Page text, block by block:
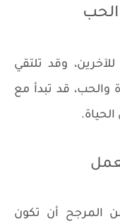
الحب
وقد تلتقي
قد تبدأ مع
المرجح أن تكون